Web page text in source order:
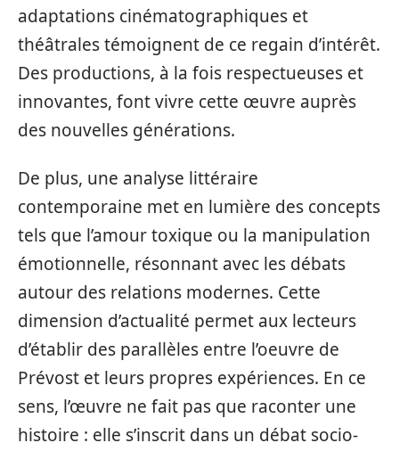
adaptations cinématographiques et
théâtrales témoignent de ce regain d’intérêt.
Des productions, à la fois respectueuses et
innovantes, font vivre cette œuvre auprès
des nouvelles générations.
De plus, une analyse littéraire
contemporaine met en lumière des concepts
tels que l’amour toxique ou la manipulation
émotionnelle, résonnant avec les débats
autour des relations modernes. Cette
dimension d’actualité permet aux lecteurs
d’établir des parallèles entre l’oeuvre de
Prévost et leurs propres expériences. En ce
sens, l’œuvre ne fait pas que raconter une
histoire : elle s’inscrit dans un débat socio-